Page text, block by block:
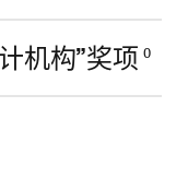
机构”奖项 0